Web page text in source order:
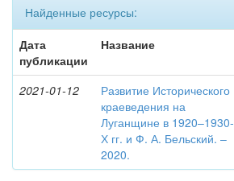
Найденные ресурсы:
Дата
публикации
Название
2021-01-12
Развитие Исторического
краеведения на
Луганщине в 1920–1930-
Х гг. и Ф. А. Бельский. –
2020.